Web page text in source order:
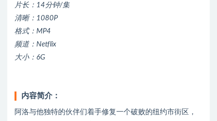
片长：14分钟/集
清晰：1080P
格式：MP4
频道：Netflix
大小：6G
内容简介：
阿洛与他独特的伙伴们着手修复一个破败的纽约市街区，